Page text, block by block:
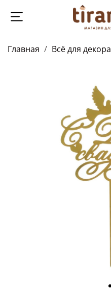
Главная Всё для декора